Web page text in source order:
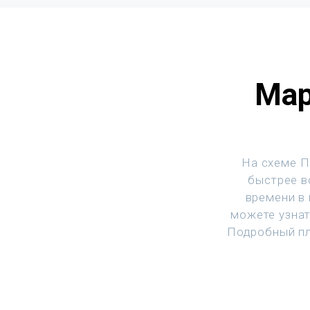
На схеме
быстрее
времени в
можете
Подробный